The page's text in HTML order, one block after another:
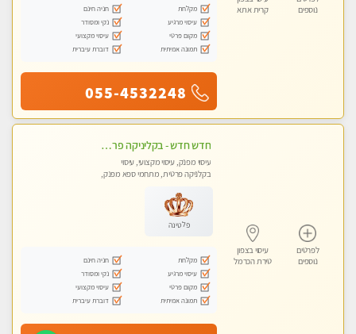
נוספים
קרית אתא
מקלחת
חניה חינם
עיסוי מרגיע
נקי ומסודר
מקום פרטי
עיסוי מקצועי
תמונה אמיתית
דוברת עיברית
055-4532248
לפרטים
נוספים
עיסוי בצפון
טירת הכרמל
חדש חדש - בקליניקה פרטית בחיפה עיסוי לחידוש אנרגיות עיסוי חלומי מומלץ מאוד !
עיסוי מפנק, עיסוי מקצועי, עיסוי
בקלניקה פרטית, מתחמי ספא מפנק,
פלטינה
מקלחת
חניה חינם
עיסוי מרגיע
נקי ומסודר
מקום פרטי
עיסוי מקצועי
תמונה אמיתית
דוברת עיברית